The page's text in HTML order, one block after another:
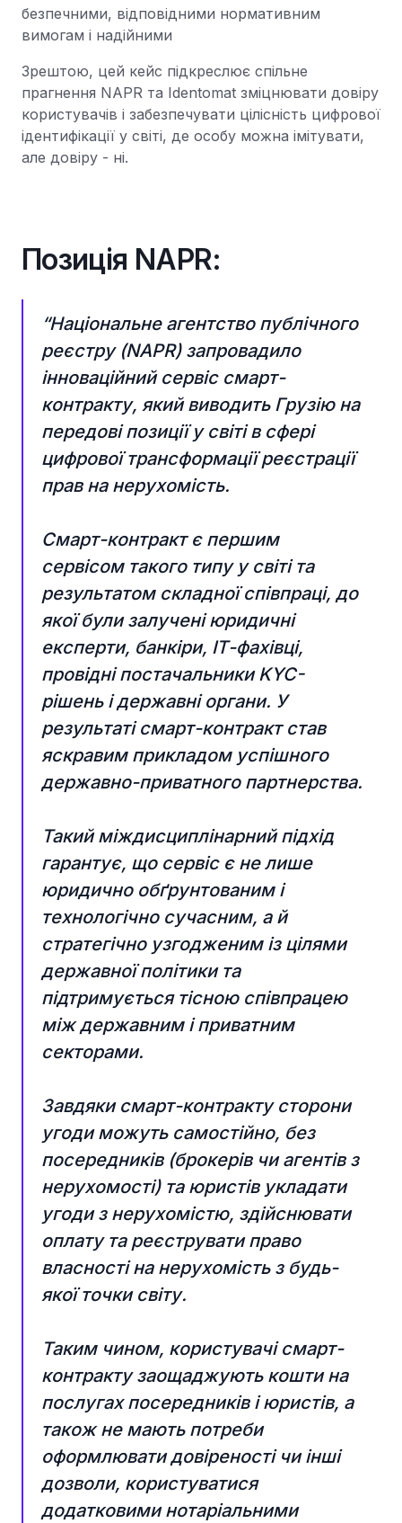
безпечними, відповідними нормативним
вимогам і надійними
Зрештою, цей кейс підкреслює спільне
прагнення NAPR та Identomat зміцнювати довіру
користувачів і забезпечувати цілісність цифрової
ідентифікації у світі, де особу можна імітувати,
але довіру - ні.
Позиція NAPR:
“Національне агентство публічного
реєстру (NAPR) запровадило
інноваційний сервіс смарт-
контракту, який виводить Грузію на
передові позиції у світі в сфері
цифрової трансформації реєстрації
прав на нерухомість.
Смарт-контракт є першим
сервісом такого типу у світі та
результатом складної співпраці, до
якої були залучені юридичні
експерти, банкіри, ІТ-фахівці,
провідні постачальники KYC-
рішень і державні органи. У
результаті смарт-контракт став
яскравим прикладом успішного
державно-приватного партнерства.
Такий міждисциплінарний підхід
гарантує, що сервіс є не лише
юридично обґрунтованим і
технологічно сучасним, а й
стратегічно узгодженим із цілями
державної політики та
підтримується тісною співпрацею
між державним і приватним
секторами.
Завдяки смарт-контракту сторони
угоди можуть самостійно, без
посередників (брокерів чи агентів з
нерухомості) та юристів укладати
угоди з нерухомістю, здійснювати
оплату та реєструвати право
власності на нерухомість з будь-
якої точки світу.
Таким чином, користувачі смарт-
контракту заощаджують кошти на
послугах посередників і юристів, а
також не мають потреби
оформлювати довіреності чи інші
дозволи, користуватися
додатковими нотаріальними